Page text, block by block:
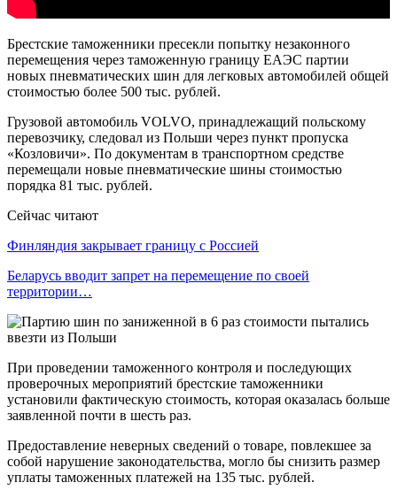
Брестские таможенники пресекли попытку незаконного
перемещения через таможенную границу ЕАЭС партии
новых пневматических шин для легковых автомобилей общей
стоимостью более 500 тыс. рублей.
Грузовой автомобиль VOLVO, принадлежащий польскому
перевозчику, следовал из Польши через пункт пропуска
«Козловичи». По документам в транспортном средстве
перемещали новые пневматические шины стоимостью
порядка 81 тыс. рублей.
Сейчас читают
Финляндия закрывает границу с Россией
Беларусь вводит запрет на перемещение по своей
территории…
При проведении таможенного контроля и последующих
проверочных мероприятий брестские таможенники
установили фактическую стоимость, которая оказалась больше
заявленной почти в шесть раз.
Предоставление неверных сведений о товаре, повлекшее за
собой нарушение законодательства, могло бы снизить размер
уплаты таможенных платежей на 135 тыс. рублей.